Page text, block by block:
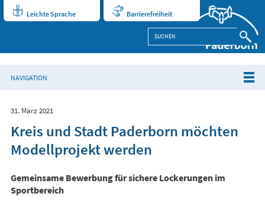
Leichte Sprache Barrierefreiheit
NAVIGATION
31. März 2021
Kreis und Stadt Paderborn möchten
Modellprojekt werden
Gemeinsame Bewerbung für sichere Lockerungen im
Sportbereich